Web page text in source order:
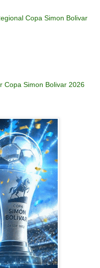
Copa Simon Bolivar
Copa Simon Bolivar 2026